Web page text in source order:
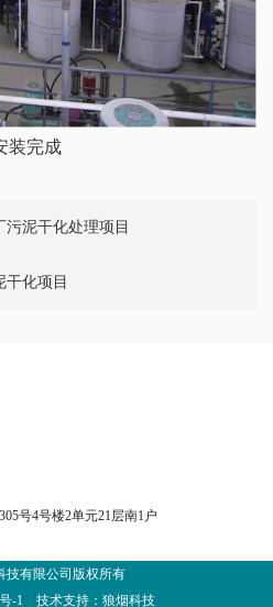
装完成
泥干化处理项目
干化项目
号4号楼2单元21层南1户
技有限公司版权所有
-1
技术支持：狼烟科技